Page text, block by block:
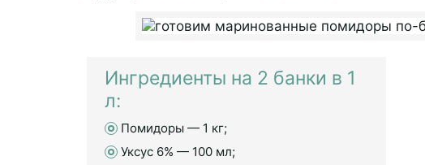
Ингредиенты на 2 банки в 1
л:
Помидоры — 1 кг;
Уксус 6% — 100 мл;